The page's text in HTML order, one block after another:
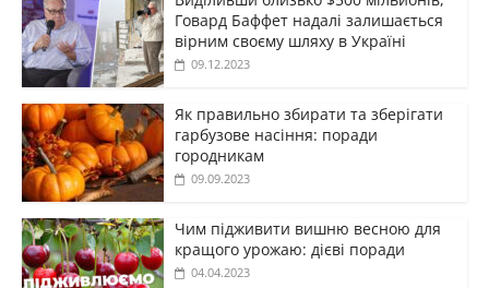
Говард Баффет надалі залишається
вірним своєму шляху в Україні
09.12.2023
Як правильно збирати та зберігати
гарбузове насіння: поради
городникам
09.09.2023
Чим підживити вишню весною для
кращого урожаю: дієві поради
04.04.2023